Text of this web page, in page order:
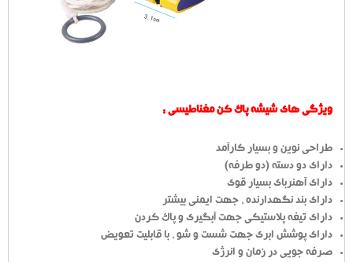
ویژگی های شیشه پاک کن مغناطیسی :
طراحی نوین و بسیار کارآمد
دارای دو دسته (دو طرفه)
دارای آهنربای بسیار قوی
دارای بند نگهدارنده ، جهت ایمنی بیشتر
دارای تیغه پلاستیکی جهت آبگیری و پاک کردن
دارای پوشش ابری جهت شست و شو ، با قابلیت تعویض
صرفه جویی در زمان و انرژی